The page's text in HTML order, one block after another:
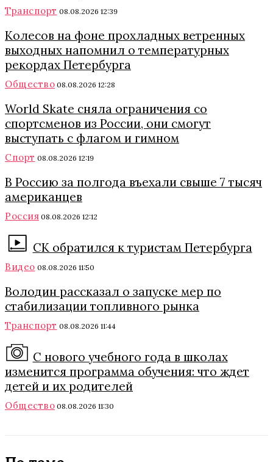
Транспорт 08.08.2026 12:39
Колесов на фоне прохладных ветренных
выходных напомнил о температурных
рекордах Петербурга
Общество 08.08.2026 12:28
World Skate сняла ограничения со
спортсменов из России, они смогут
выступать с флагом и гимном
Спорт 08.08.2026 12:19
В Россию за полгода въехали свыше 7 тысяч
американцев
Россия 08.08.2026 12:12
СК обратился к туристам Петербурга
Видео 08.08.2026 11:50
Володин рассказал о запуске мер по
стабилизации топливного рынка
Транспорт 08.08.2026 11:44
С нового учебного года в школах
изменится программа обучения: что ждет
детей и их родителей
Общество 08.08.2026 11:30